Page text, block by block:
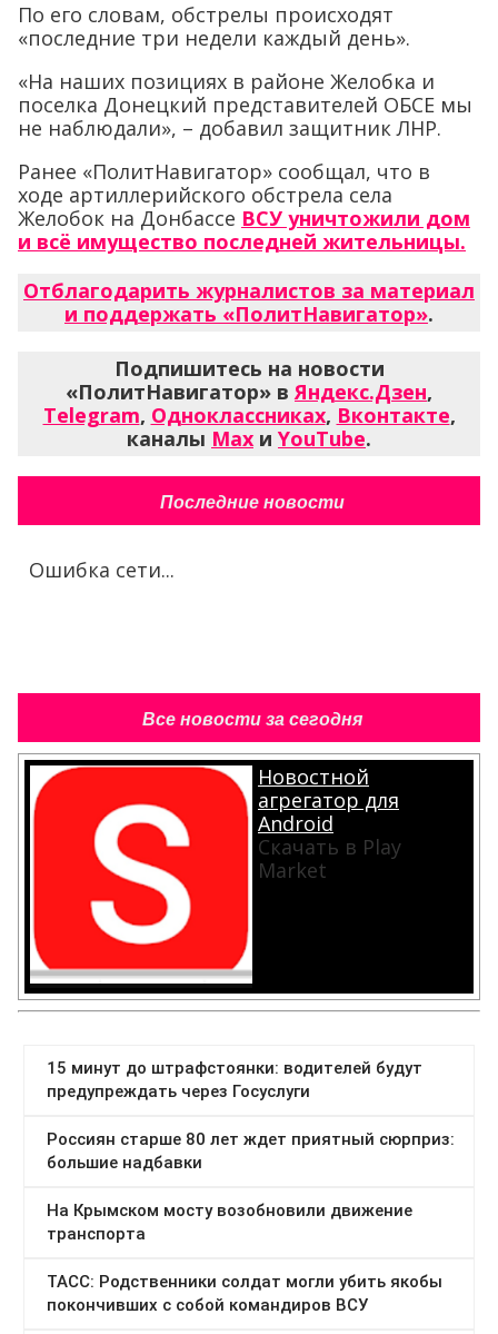
По его словам, обстрелы происходят
«последние три недели каждый день».
«На наших позициях в районе Желобка и
поселка Донецкий представителей ОБСЕ мы
не наблюдали», – добавил защитник ЛНР.
Ранее «ПолитНавигатор» сообщал, что в
ходе артиллерийского обстрела села
Желобок на Донбассе ВСУ уничтожили дом
и всё имущество последней жительницы.
Отблагодарить журналистов за материал
и поддержать «ПолитНавигатор».
Подпишитесь на новости
«ПолитНавигатор» вЯндекс.Дзен,
Telegram, Одноклассниках, Вконтакте,
каналы Max и YouTube.
Последние новости
Ошибка сети...
Все новости за сегодня
Новостной
агрегатор для
Android
Скачать в Play
Market